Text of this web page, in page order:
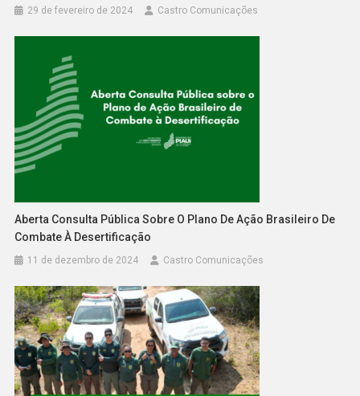
29 de fevereiro de 2024 Castro Comunicações
Aberta Consulta Pública Sobre O Plano De Ação Brasileiro De
Combate À Desertificação
11 de dezembro de 2024 Castro Comunicações